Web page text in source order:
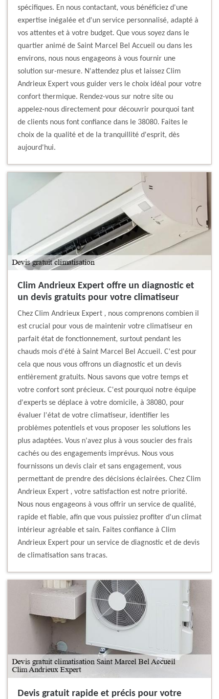
spécifiques. En nous contactant, vous bénéficiez d'une
expertise inégalée et d'un service personnalisé, adapté à
vos attentes et à votre budget. Que vous soyez dans le
quartier animé de Saint Marcel Bel Accueil ou dans les
environs, nous nous engageons à vous fournir une
solution sur-mesure. N'attendez plus et laissez Clim
Andrieux Expert vous guider vers le choix idéal pour votre
confort thermique. Rendez-vous sur notre site ou
appelez-nous directement pour découvrir pourquoi tant
de clients nous font confiance dans le 38080. Faites le
choix de la qualité et de la tranquillité d'esprit, dès
aujourd'hui.
Clim Andrieux Expert offre un diagnostic et
un devis gratuits pour votre climatiseur
Chez Clim Andrieux Expert , nous comprenons combien il
est crucial pour vous de maintenir votre climatiseur en
parfait état de fonctionnement, surtout pendant les
chauds mois d'été à Saint Marcel Bel Accueil. C'est pour
cela que nous vous offrons un diagnostic et un devis
entièrement gratuits. Nous savons que votre temps et
votre confort sont précieux. C'est pourquoi notre équipe
d'experts se déplace à votre domicile, à 38080, pour
évaluer l'état de votre climatiseur, identifier les
problèmes potentiels et vous proposer les solutions les
plus adaptées. Vous n'avez plus à vous soucier des frais
cachés ou des engagements imprévus. Nous vous
fournissons un devis clair et sans engagement, vous
permettant de prendre des décisions éclairées. Chez Clim
Andrieux Expert , votre satisfaction est notre priorité.
Nous nous engageons à vous offrir un service de qualité,
rapide et fiable, afin que vous puissiez profiter d'un climat
intérieur agréable et sain. Faites confiance à Clim
Andrieux Expert pour un service de diagnostic et de devis
de climatisation sans tracas.
Devis gratuit rapide et précis pour votre